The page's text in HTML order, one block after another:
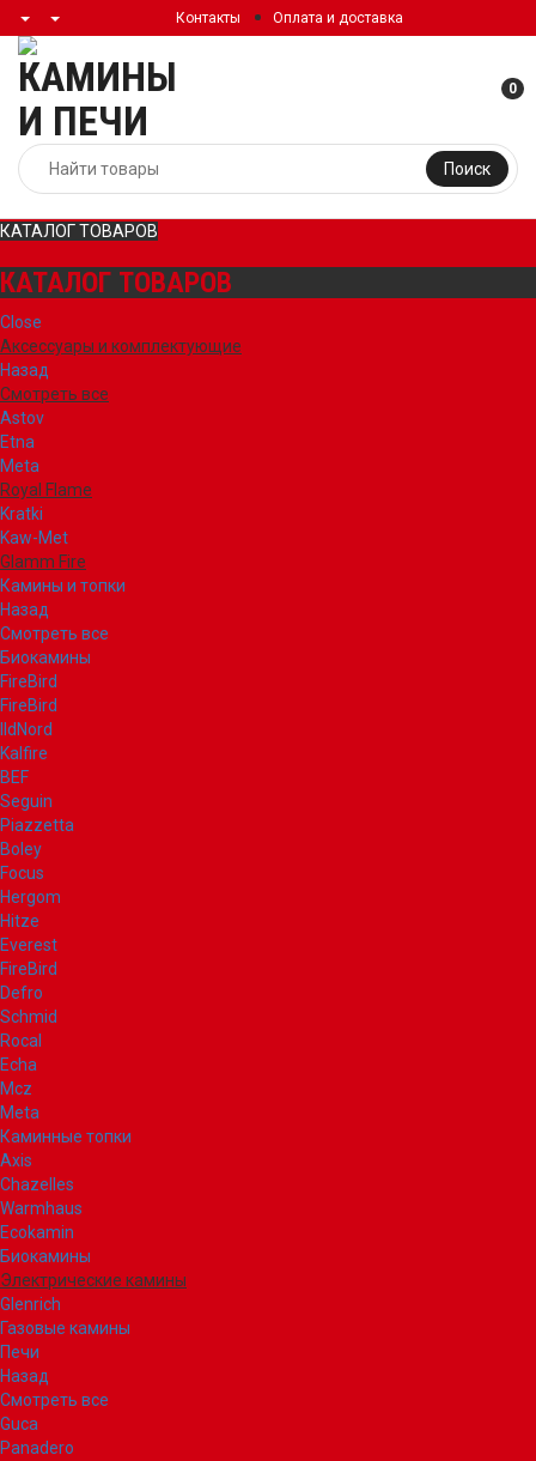
Контакты Оплата и доставка
Поиск
0
КАТАЛОГ ТОВАРОВ
КАТАЛОГ ТОВАРОВ
Close
Аксессуары и комплектующие
Назад
Смотреть все
Astov
Etna
Meta
Royal Flame
Kratki
Kaw-Met
Glamm Fire
Камины и топки
Назад
Смотреть все
Биокамины
FireBird
FireBird
IldNord
Kalfire
BEF
Seguin
Piazzetta
Boley
Focus
Hergom
Hitze
Everest
FireBird
Defro
Schmid
Rocal
Echa
Mcz
Meta
Каминные топки
Axis
Chazelles
Warmhaus
Ecokamin
Биокамины
Электрические камины
Glenrich
Газовые камины
Печи
Назад
Смотреть все
Guca
Panadero